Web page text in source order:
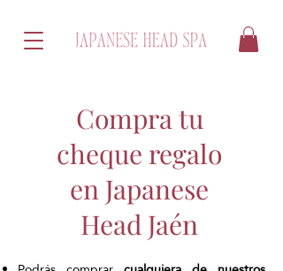
Compra tu
cheque regalo
en Japanese
Head Jaén